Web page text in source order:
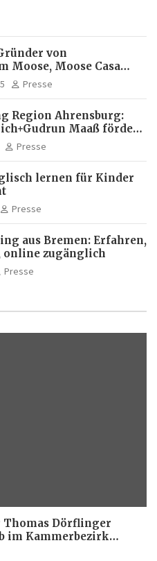
von
Moose, Moose Casa
Brasil |
Experte für Bildung
Presse
Region Ahrensburg:
Maaß fördert
von Frauen
Presse
lernen für Kinder
Presse
aus Bremen: Erfahren,
online zugänglich
Presse
Thomas Dörflinger
im Kammerbezirk